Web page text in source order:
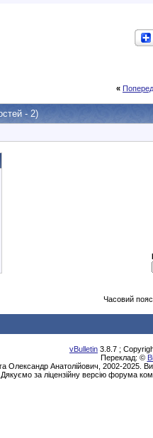
«
- 2)
Часовий
vBulletin 3.8.7 ;
Переклад: ©
Олександр Анатолійович, 2002-2025.
Дякуємо за ліцензійну версію форума